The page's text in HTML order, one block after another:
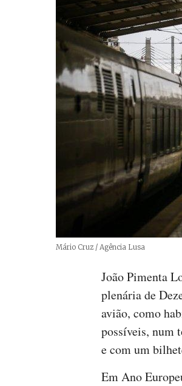
Créditos
Mário Cruz / Agência Lusa
João Pimenta
plenária de
avião, como
possíveis, num
e com um
Em Ano